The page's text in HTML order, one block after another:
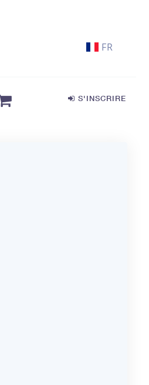
FR
S'INSCRIRE